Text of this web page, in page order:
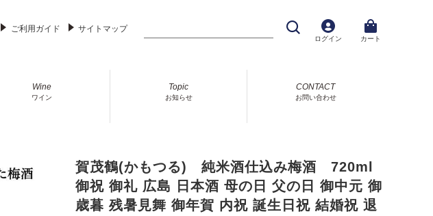
ご利用ガイド サイトマップ
ログイン カート
Wine
ワイン
Topic
お知らせ
CONTACT
お問い合わせ
賀茂鶴(かもつる) 純米酒仕込み梅酒 720ml
御祝 御礼 広島 日本酒 母の日 父の日 御中元 御
歳暮 残暑見舞 御年賀 内祝 誕生日祝 結婚祝 退